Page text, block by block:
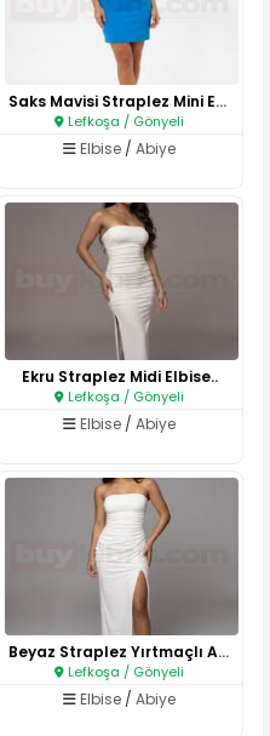
Saks Mavisi Straplez Mini Elbi..
Lefkoşa / Gönyeli
Elbise /Abiye
Ekru Straplez Midi Elbise..
Lefkoşa / Gönyeli
Elbise /Abiye
Beyaz Straplez Yırtmaçlı Abiye..
Lefkoşa / Gönyeli
Elbise /Abiye